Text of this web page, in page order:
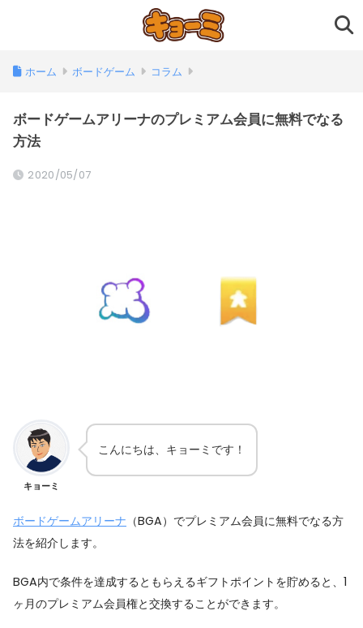
ホーム ボードゲーム コラム
ボードゲームアリーナのプレミアム会員に無料でなる
方法
2020/05/07
キョーミ
こんにちは、キョーミです！
ボードゲームアリーナ （BGA）でプレミアム会員に無料でなる方
法を紹介します。
BGA内で条件を達成するともらえるギフトポイントを貯めると、1
ヶ月のプレミアム会員権と交換することができます。